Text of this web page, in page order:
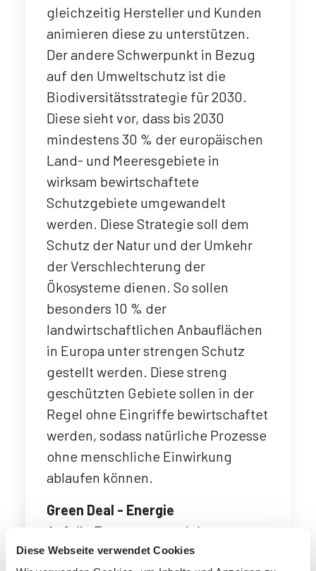
Diese Webseite verwendet Cookies
gleichzeitig Hersteller und Kunden
animieren diese zu unterstützen.
Der andere Schwerpunkt in Bezug
auf den Umweltschutz ist die
Biodiversitätsstrategie für 2030.
Diese sieht vor, dass bis 2030
mindestens 30 % der europäischen
Land- und Meeresgebiete in
wirksam bewirtschaftete
Schutzgebiete umgewandelt
werden. Diese Strategie soll dem
Schutz der Natur und der Umkehr
der Verschlechterung der
Ökosysteme dienen. So sollen
besonders 10 % der
landwirtschaftlichen Anbauflächen
in Europa unter strengen Schutz
gestellt werden. Diese streng
geschützten Gebiete sollen in der
Regel ohne Eingriffe bewirtschaftet
werden, sodass natürliche Prozesse
ohne menschliche Einwirkung
ablaufen können.
Green Deal - Energie
Auf die Erzeugung und den
Verbrauch von Energie entfallen